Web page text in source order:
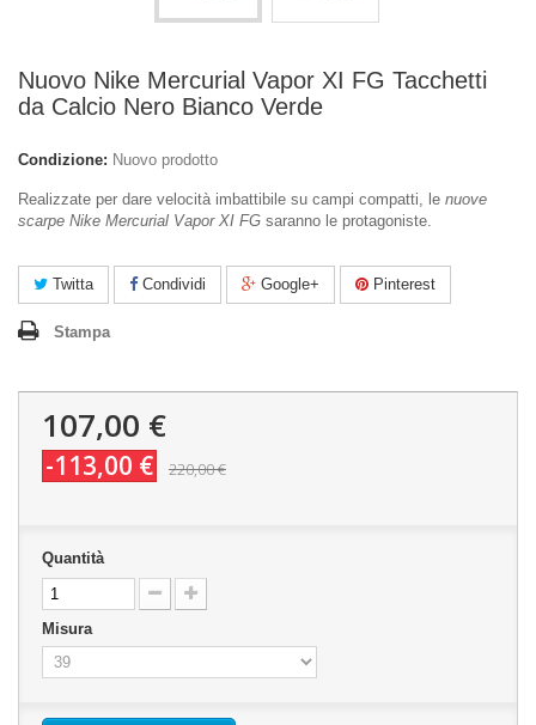
Nuovo Nike Mercurial Vapor XI FG Tacchetti
da Calcio Nero Bianco Verde
Condizione: Nuovo prodotto
Realizzate per dare velocità imbattibile su campi compatti, le nuove
scarpe Nike Mercurial Vapor XI FG saranno le protagoniste.
Twitta Condividi Google+ Pinterest
Stampa
107,00 €
-113,00 € 220,00 €
Quantità
Misura